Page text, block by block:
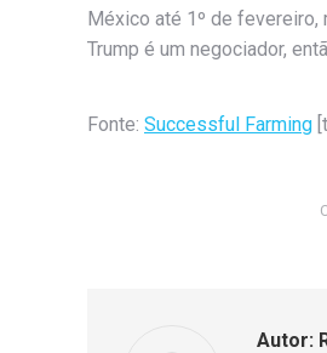
México até 1º de fevereiro,
Trump é um negociador,
Fonte: Successful Farming
Autor: